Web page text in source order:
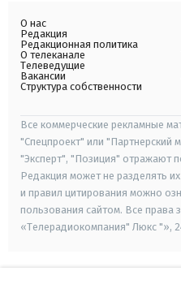
О нас
Редакция
Редакционная политика
О телеканале
Телеведущие
Вакансии
Структура собственности
Все коммерческие рекламные
"Спецпроект" или "Партнерский
"Эксперт", "Позиция" отражают
Редакция может не разделять
и правил цитирования можно
пользования сайтом. Все
«Телерадиокомпания" Люкс "»,